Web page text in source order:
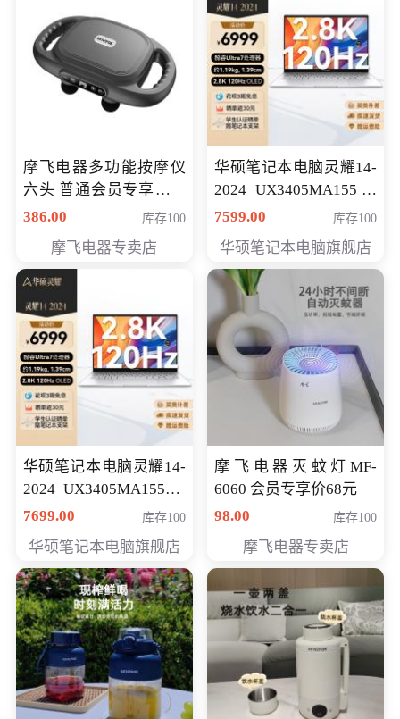
摩飞电器多功能按摩仪
六头 普通会员专享价格
199元
386.00 库存100
摩飞电器专卖店
华硕笔记本电脑灵耀14-
2024 UX3405MA155冰
川银 oled 智慧轻薄本 会
7599.00 库存100
华硕笔记本电脑旗舰店
华硕笔记本电脑灵耀14-
2024 UX3405MA155夜
空蓝 oled 智慧轻薄本 会
7699.00 库存100
华硕笔记本电脑旗舰店
摩飞电器灭蚊灯MF-
6060 会员专享价68元
98.00
库存100
摩飞电器专卖店